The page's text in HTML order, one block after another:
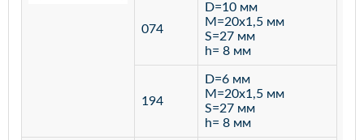
074
D=10 мм
M=20х1,5 мм
S=27 мм
h= 8 мм
194
D=6 мм
M=20х1,5 мм
S=27 мм
h= 8 мм